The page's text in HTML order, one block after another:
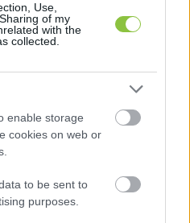
Use,
of my
with the
collected.
enable storage
cookies on web or
to be sent to
purposes.
akkor minden
történt-e az
Ha kapunk
december közepén
hangsúlyozták, hogy ez
sok szót, hogy
által biztosított